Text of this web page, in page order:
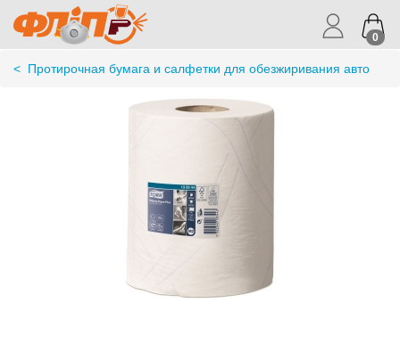
0
< Протирочная бумага и салфетки для обезжиривания авто